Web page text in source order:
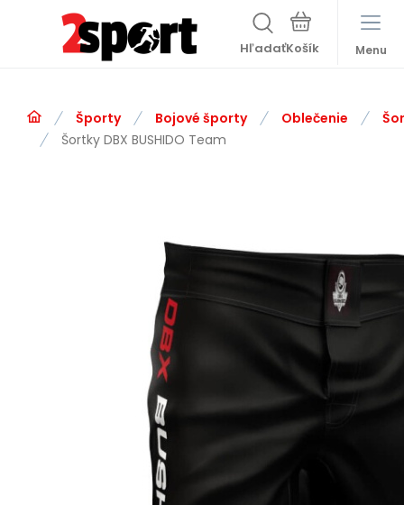
Hľadať Menu
Športy Bojové športy Oblečenie
Šortky DBX BUSHIDO Team